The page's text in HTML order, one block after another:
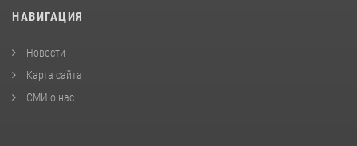
НАВИГАЦИЯ
Новости
Карта сайта
СМИ о нас